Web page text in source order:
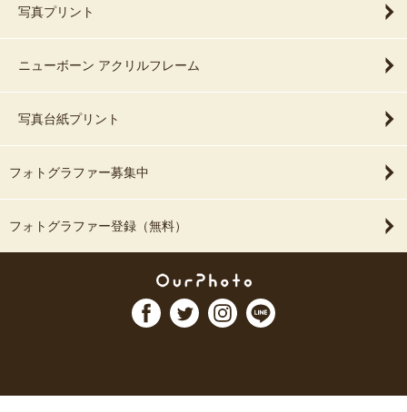
写真プリント
ニューボーン アクリルフレーム
写真台紙プリント
フォトグラファー募集中
フォトグラファー登録（無料）